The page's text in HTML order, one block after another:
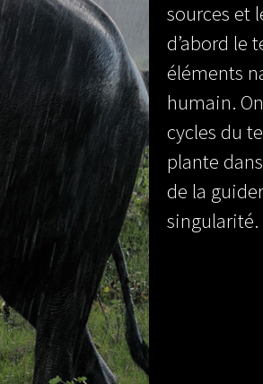
sources et
d’abord le
éléments
humain.
cycles du
plante
de la
singularité.